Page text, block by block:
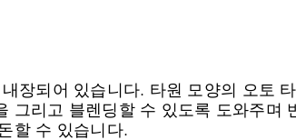
장되어 있습니다. 타원 모양의 오토
그리고 블렌딩할 수 있도록 도와주며
할 수 있습니다.